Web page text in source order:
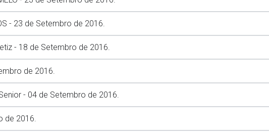
- 23 de Setembro de 2016.
- 18 de Setembro de 2016.
de 2016.
- 04 de Setembro de 2016.
de 2016.